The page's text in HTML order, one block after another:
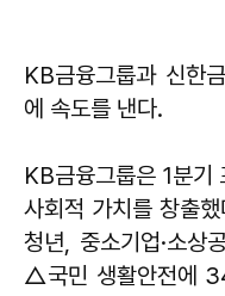
KB금융그룹과 신한
에 속도를 낸다.
KB금융그룹은 1분기
사회적 가치를 창출
청년, 중소기업·소상
△국민 생활안전에